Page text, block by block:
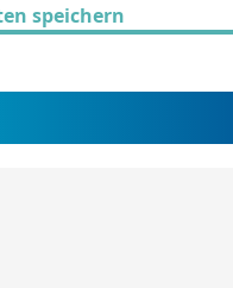
speichern